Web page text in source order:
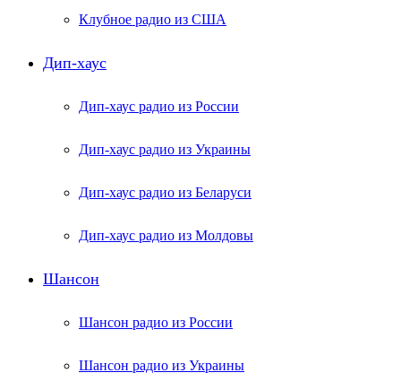
Клубное радио из США
Дип-хаус
Дип-хаус радио из России
Дип-хаус радио из Украины
Дип-хаус радио из Беларуси
Дип-хаус радио из Молдовы
Шансон
Шансон радио из России
Шансон радио из Украины